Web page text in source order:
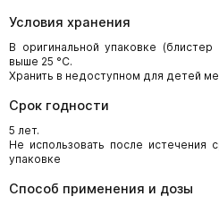
Условия хранения
В оригинальной упаковке
выше 25 °С.
Хранить в недоступном для детей
Срок годности
5 лет.
Не использовать после истечения
упаковке
Способ применения и дозы